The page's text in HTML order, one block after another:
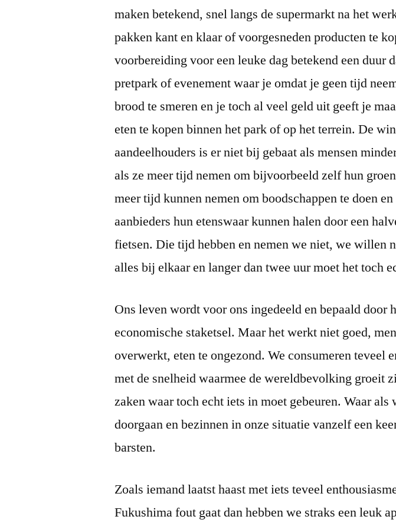
maken betekend, snel langs de supermarkt na het
pakken kant en klaar of voorgesneden producten te
voorbereiding voor een leuke dag betekend een duur
pretpark of evenement waar je omdat je geen tijd
brood te smeren en je toch al veel geld uit geeft je
eten te kopen binnen het park of op het terrein. De
aandeelhouders is er niet bij gebaat als mensen
als ze meer tijd nemen om bijvoorbeeld zelf hun
meer tijd kunnen nemen om boodschappen te doen
aanbieders hun etenswaar kunnen halen door een
fietsen. Die tijd hebben en nemen we niet, we willen
alles bij elkaar en langer dan twee uur moet het toch
Ons leven wordt voor ons ingedeeld en bepaald door
economische staketsel. Maar het werkt niet goed,
overwerkt, eten te ongezond. We consumeren teveel
met de snelheid waarmee de wereldbevolking groeit
zaken waar toch echt iets in moet gebeuren. Waar als
doorgaan en bezinnen in onze situatie vanzelf een
barsten.
Zoals iemand laatst haast met iets teveel
Fukushima fout gaat dan hebben we straks een leuk